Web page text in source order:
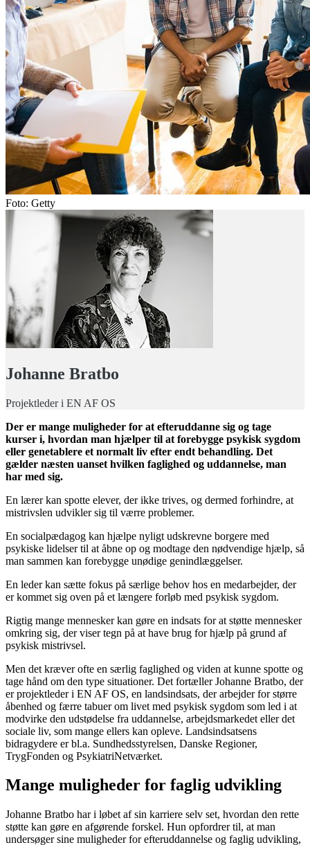
Foto: Getty
Johanne Bratbo
Projektleder i EN AF OS
Der er mange muligheder for at efteruddanne sig og tage
kurser i, hvordan man hjælper til at forebygge psykisk sygdom
eller genetablere et normalt liv efter endt behandling. Det
gælder næsten uanset hvilken faglighed og uddannelse, man
har med sig.
En lærer kan spotte elever, der ikke trives, og dermed forhindre, at
mistrivslen udvikler sig til værre problemer.
En socialpædagog kan hjælpe nyligt udskrevne borgere med
psykiske lidelser til at åbne op og modtage den nødvendige hjælp, så
man sammen kan forebygge unødige genindlæggelser.
En leder kan sætte fokus på særlige behov hos en medarbejder, der
er kommet sig oven på et længere forløb med psykisk sygdom.
Rigtig mange mennesker kan gøre en indsats for at støtte mennesker
omkring sig, der viser tegn på at have brug for hjælp på grund af
psykisk mistrivsel.
Men det kræver ofte en særlig faglighed og viden at kunne spotte og
tage hånd om den type situationer. Det fortæller Johanne Bratbo, der
er projektleder i EN AF OS, en landsindsats, der arbejder for større
åbenhed og færre tabuer om livet med psykisk sygdom som led i at
modvirke den udstødelse fra uddannelse, arbejdsmarkedet eller det
sociale liv, som mange ellers kan opleve. Landsindsatsens
bidragydere er bl.a. Sundhedsstyrelsen, Danske Regioner,
TrygFonden og PsykiatriNetværket.
Mange muligheder for faglig udvikling
Johanne Bratbo har i løbet af sin karriere selv set, hvordan den rette
støtte kan gøre en afgørende forskel. Hun opfordrer til, at man
undersøger sine muligheder for efteruddannelse og faglig udvikling,